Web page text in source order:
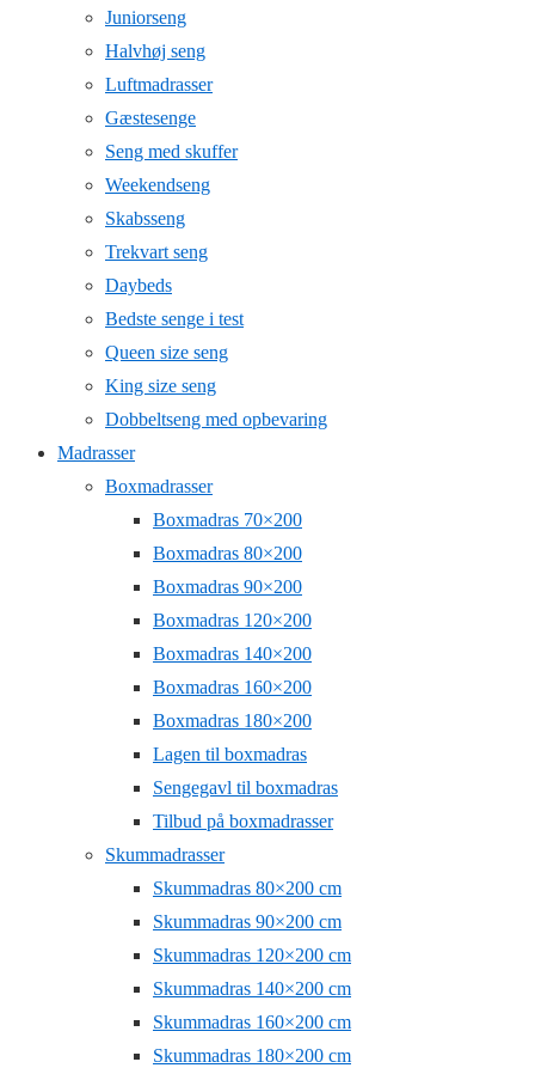
Juniorseng
Halvhøj seng
Luftmadrasser
Gæstesenge
Seng med skuffer
Weekendseng
Skabsseng
Trekvart seng
Daybeds
Bedste senge i test
Queen size seng
King size seng
Dobbeltseng med opbevaring
Madrasser
Boxmadrasser
Boxmadras 70×200
Boxmadras 80×200
Boxmadras 90×200
Boxmadras 120×200
Boxmadras 140×200
Boxmadras 160×200
Boxmadras 180×200
Lagen til boxmadras
Sengegavl til boxmadras
Tilbud på boxmadrasser
Skummadrasser
Skummadras 80×200 cm
Skummadras 90×200 cm
Skummadras 120×200 cm
Skummadras 140×200 cm
Skummadras 160×200 cm
Skummadras 180×200 cm